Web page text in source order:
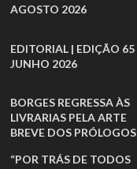
AGOSTO 2026
EDITORIAL | EDIÇÃO 65
JUNHO 2026
BORGES REGRESSA ÀS
LIVRARIAS PELA ARTE
BREVE DOS PRÓLOGOS
“POR TRÁS DE TODOS